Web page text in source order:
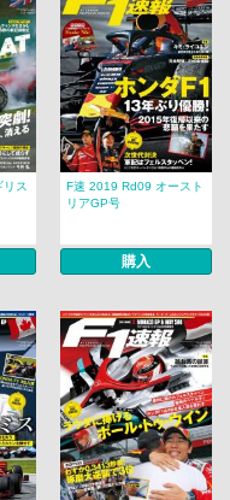
ス
F速 2019 Rd09 オースト
リアGP号
購入